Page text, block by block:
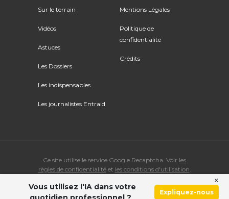
Sur le terrain
Vidéos
Astuces
Les Dossiers
Les indispensables
Les journalistes Entraid
Mentions Légales
Politique de
confidentialité
Crédits
Ce site utilise le service Google Recaptcha. Voir les
règles de confidentialitéet les conditions d'utilisation
© Copyright 2026 ENTRAID. Tous droits réservés.
Vous utilisez l'IA dans votre
Expliquez-nous
×